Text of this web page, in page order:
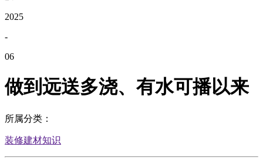
2025
-
06
做到远送多浇、有水可播以来
所属分类：
装修建材知识